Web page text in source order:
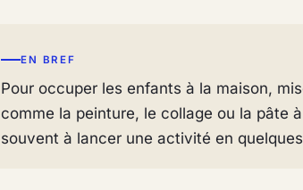
EN BREF
Pour occuper les enfants à la maison,
comme la peinture, le collage ou la pâte
souvent à lancer une activité en